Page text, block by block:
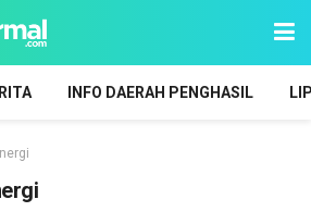
INFO DAERAH PENGHASIL